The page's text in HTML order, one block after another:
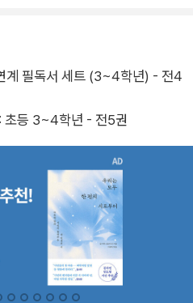
계 필독서 세트 (3~4학년) - 전4
초등 3~4학년 - 전5권